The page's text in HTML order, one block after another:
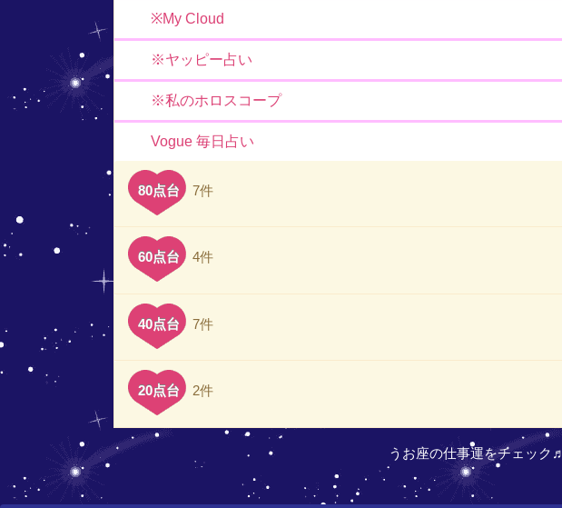
※My Cloud
※ヤッピー占い
※私のホロスコープ
Vogue 毎日占い
80点台 7件
60点台 4件
40点台 7件
20点台 2件
うお座の仕事運をチェック♬